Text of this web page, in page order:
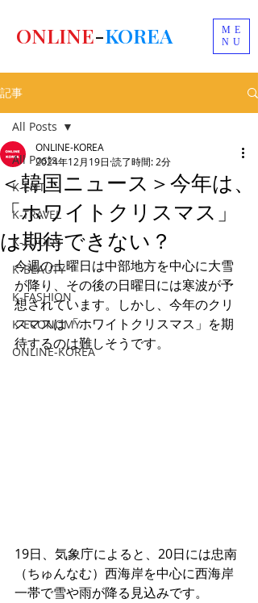
ME
NU
ONLINE-KOREA
記事
All Posts
K-ENT
K-TRAVEL
K-FOODS
K-BEAUTY
K-FASHION
K-ECONOMY
ONLINE-KOREA
All Posts
＜韓国ニュース＞今年は、
「ホワイトクリスマス」
は期待できない？
ONLINE-KOREA
2024年12月19日 読了時間: 2分
今週の土曜日は中部地方を中心に大雪
が降り、その後の日曜日には寒波が予
想されています。しかし、今年のクリ
スマスは「ホワイトクリスマス」を期
待するのは難しそうです。
19日、気象庁によると、20日には忠南
（ちゅんなむ）西海岸を中心に西海岸
一帯で雪や雨が降る見込みです。